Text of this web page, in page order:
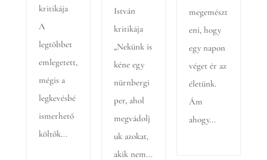
kritikája
A
legtöbbet
emlegetett,
mégis a
legkevésbé
ismerhető
költők...
István
kritikája
„Nekünk is
kéne egy
nürnbergi
per, ahol
megvádolj
uk azokat,
akik nem...
megemészt
eni, hogy
egy napon
véget ér az
életünk.
Ám
ahogy...